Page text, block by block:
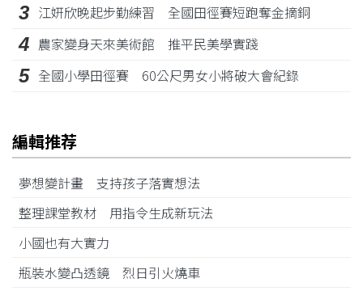
3 江姸欣晚起步勤練習 全國田徑賽短跑奪金摘銅
4 農家變身天來美術館 推平民美學實踐
5 全國小學田徑賽 60公尺男女小將破大會紀錄
編輯推荐
夢想變計畫 支持孩子落實想法
整理課堂教材 用指令生成新玩法
小國也有大實力
瓶裝水變凸透鏡 烈日引火燒車